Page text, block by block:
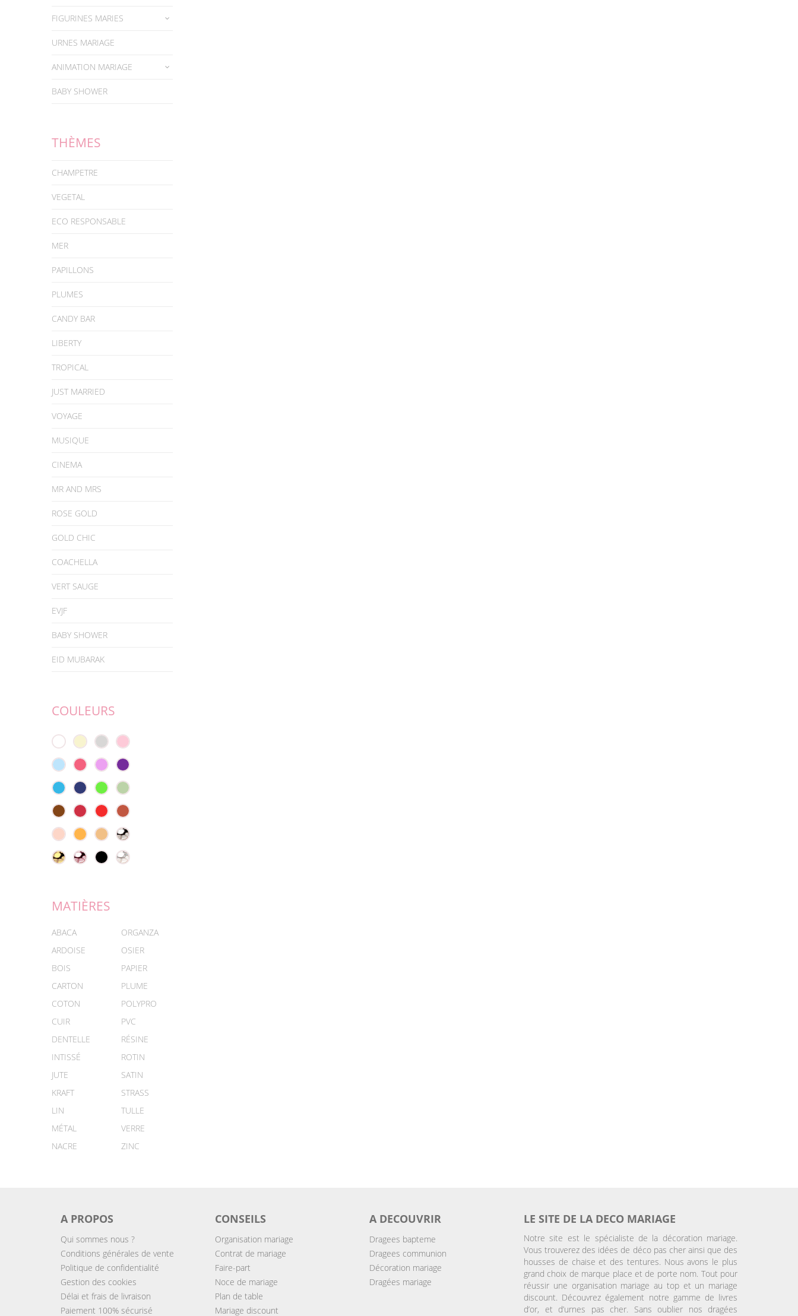
FIGURINES MARIES
URNES MARIAGE
ANIMATION MARIAGE
BABY SHOWER
THÈMES
CHAMPETRE
VEGETAL
ECO RESPONSABLE
MER
PAPILLONS
PLUMES
CANDY BAR
LIBERTY
TROPICAL
JUST MARRIED
VOYAGE
MUSIQUE
CINEMA
MR AND MRS
ROSE GOLD
GOLD CHIC
COACHELLA
VERT SAUGE
EVJF
BABY SHOWER
EID MUBARAK
COULEURS
MATIÈRES
ABACA
ARDOISE
BOIS
CARTON
COTON
CUIR
DENTELLE
INTISSÉ
JUTE
KRAFT
LIN
MÉTAL
NACRE
ORGANZA
OSIER
PAPIER
PLUME
POLYPRO
PVC
RÉSINE
ROTIN
SATIN
STRASS
TULLE
VERRE
ZINC
A PROPOS
Qui sommes nous ?
Conditions générales de vente
Politique de confidentialité
Gestion des cookies
Délai et frais de livraison
Paiement 100% sécurisé
CONSEILS
Organisation mariage
Contrat de mariage
Faire-part
Noce de mariage
Plan de table
Mariage discount
A DECOUVRIR
Dragees bapteme
Dragees communion
Décoration mariage
Dragées mariage
LE SITE DE LA DECO MARIAGE
Notre site est le spécialiste de la décoration mariage.
Vous trouverez des idées de déco pas cher ainsi que des
housses de chaise et des tentures. Nous avons le plus
grand choix de marque place et de porte nom. Tout pour
réussir une organisation mariage au top et un mariage
discount. Découvrez également notre gamme de livres
d’or, et d’urnes pas cher. Sans oublier nos dragées